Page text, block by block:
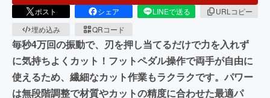
ポスト シェア LINEで送る
URLコピー
埋め込み
QRコード
毎秒4万回の振動で、刃を押し当てるだけで力を入れず
に気持ちよくカット！フットペダル操作で両手が自由に
使えるため、繊細なカット作業もラクラクです。パワー
は無段階調整で材質やカットの精度に合わせた最適パ